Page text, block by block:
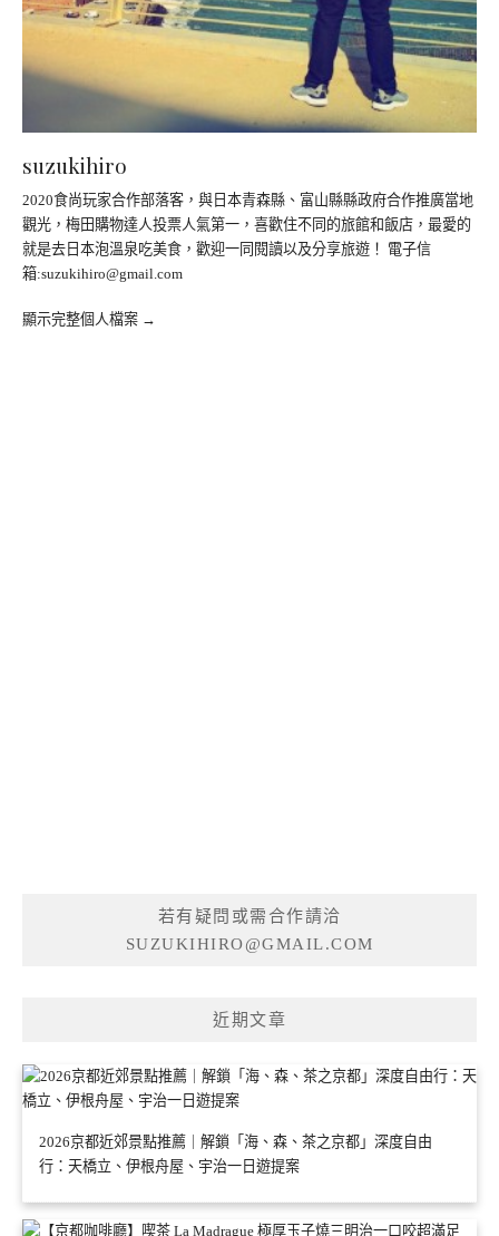
suzukihiro
2020食尚玩家合作部落客，與日本青森縣、富山縣縣政府合作推廣當地
觀光，梅田購物達人投票人氣第一，喜歡住不同的旅館和飯店，最愛的
就是去日本泡溫泉吃美食，歡迎一同閱讀以及分享旅遊！ 電子信
箱:suzukihiro@gmail.com
顯示完整個人檔案 →
若有疑問或需合作請洽
SUZUKIHIRO@GMAIL.COM
近期文章
2026京都近郊景點推薦｜解鎖「海、森、茶之京都」深度自由
行：天橋立、伊根舟屋、宇治一日遊提案